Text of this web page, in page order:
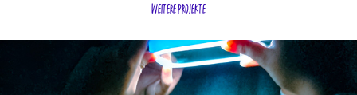
weitere projekte